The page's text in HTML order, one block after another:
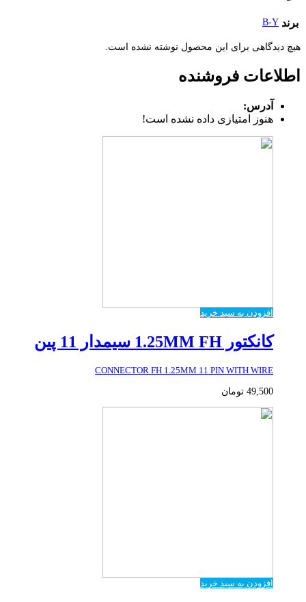
برند B-Y
هیچ دیدگاهی برای این محصول نوشته نشده است.
اطلاعات فروشنده
آدرس:
هنوز امتیازی داده نشده است!
افزودن به سبد خرید
کانکتور 1.25MM FH سیمدار 11 پین
CONNECTOR FH 1.25MM 11 PIN WITH WIRE
49,500 تومان
افزودن به سبد خرید